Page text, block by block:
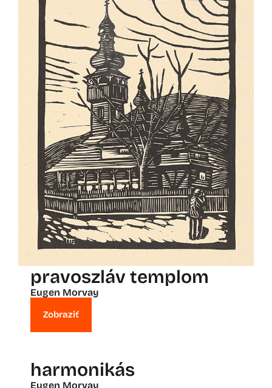
pravoszláv templom
Eugen Morvay
Zobraziť
harmonikás
Eugen Morvay